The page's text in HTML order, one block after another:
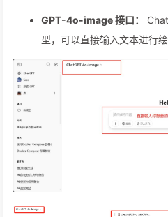
GPT-4o-image 接口：
型，可以直接输入文本进行绘